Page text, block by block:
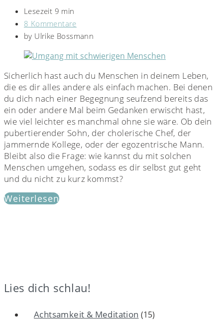
Lesezeit 9 min
8 Kommentare
by Ulrike Bossmann
Sicherlich hast auch du Menschen in deinem Leben,
die es dir alles andere als einfach machen. Bei denen
du dich nach einer Begegnung seufzend bereits das
ein oder andere Mal beim Gedanken erwischt hast,
wie viel leichter es manchmal ohne sie wäre. Ob dein
pubertierender Sohn, der cholerische Chef, der
jammernde Kollege, oder der egozentrische Mann.
Bleibt also die Frage: wie kannst du mit solchen
Menschen umgehen, sodass es dir selbst gut geht
und du nicht zu kurz kommst?
Weiterlesen
Lies dich schlau!
Achtsamkeit & Meditation (15)